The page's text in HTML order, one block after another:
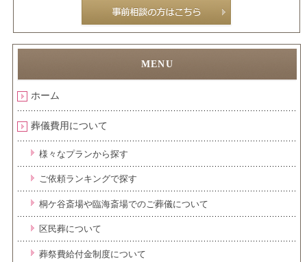
ホーム
葬儀費用について
様々なプランから探す
ご依頼ランキングで探す
桐ケ谷斎場や臨海斎場でのご葬儀について
区民葬について
葬祭費給付金制度について